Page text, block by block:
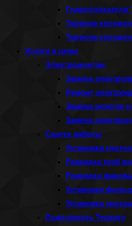
Гидротолкатели
Тормоза
Тормоза
Услуги и цены
Электромонтаж
Замена
Ремонт
Замена розеток
Замена
Сантех работы
Установка
Разводка труб
Разводка
Установка
Установка
Подключить Технику